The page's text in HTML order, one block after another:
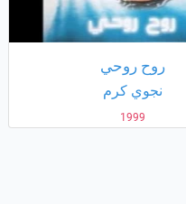
روح روحي
نجوي كرم
1999